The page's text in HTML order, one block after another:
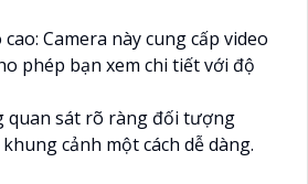
Camera này cung cấp video
phép bạn xem chi tiết với độ
quan sát rõ ràng đối tượng
cảnh một cách dễ dàng.